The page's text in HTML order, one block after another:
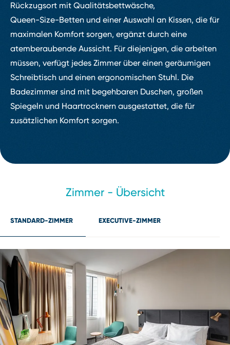
Rückzugsort mit Qualitätsbettwäsche,
Queen⁠-⁠Size⁠-⁠Betten und einer Auswahl an Kissen, die für
maximalen Komfort sorgen, ergänzt durch eine
atemberaubende Aussicht. Für diejenigen, die arbeiten
müssen, verfügt jedes Zimmer über einen geräumigen
Schreibtisch und einen ergonomischen Stuhl. Die
Badezimmer sind mit begehbaren Duschen, großen
Spiegeln und Haartrocknern ausgestattet, die für
zusätzlichen Komfort sorgen.
Zimmer ⁠-⁠ Übersicht
STANDARD⁠-⁠ZIMMER EXECUTIVE⁠-⁠ZIMMER